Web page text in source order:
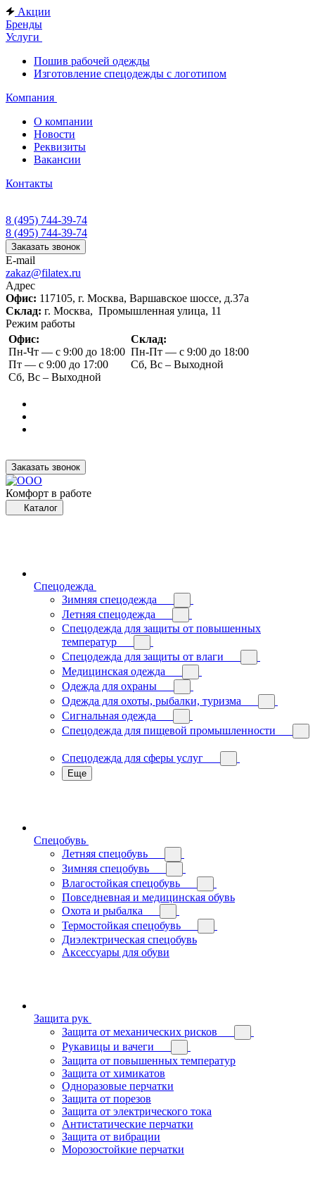
Акции
Бренды
Услуги
Пошив рабочей одежды
Изготовление спецодежды с логотипом
Компания
О компании
Новости
Реквизиты
Вакансии
Контакты
8 (495) 744-39-74
8 (495) 744-39-74
Заказать звонок
E-mail
zakaz@filatex.ru
Адрес
Офис: 117105, г. Москва, Варшавское шоссе, д.37а
Склад: г. Москва, Промышленная улица, 11
Режим работы
Офис:
Пн-Чт — с 9:00 до 18:00
Пт — с 9:00 до 17:00
Сб, Вс – Выходной
Склад:
Пн-Пт — с 9:00 до 18:00
Сб, Вс – Выходной
Заказать звонок
Комфорт в работе
Каталог
Спецодежда
Зимняя спецодежда
Летняя спецодежда
Спецодежда для защиты от повышенных
температур
Спецодежда для защиты от влаги
Медицинская одежда
Одежда для охраны
Одежда для охоты, рыбалки, туризма
Сигнальная одежда
Спецодежда для пищевой промышленности
Спецодежда для сферы услуг
Еще
Спецобувь
Летняя спецобувь
Зимняя спецобувь
Влагостойкая спецобувь
Повседневная и медицинская обувь
Охота и рыбалка
Термостойкая спецобувь
Диэлектрическая спецобувь
Аксессуары для обуви
Защита рук
Защита от механических рисков
Рукавицы и вачеги
Защита от повышенных температур
Защита от химикатов
Одноразовые перчатки
Защита от порезов
Защита от электрического тока
Антистатические перчатки
Защита от вибрации
Морозостойкие перчатки